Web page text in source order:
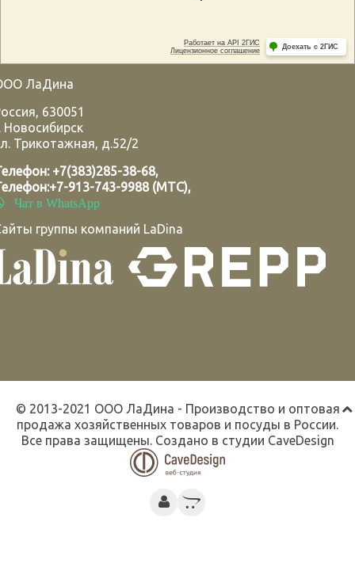
ЛаДина
, 630051
Новосибирск
Трикотажная, д.52/2
+7(383)285-38-68,
+7-913-743-9988 (МТС),
Чат в WhatsApp
группы компаний LaDina
© 2013-2021 ООО ЛаДина - Производство и оптовая
продажа хозяйственных товаров и посуды в России.
Все права защищены. Создано в студии CaveDesign